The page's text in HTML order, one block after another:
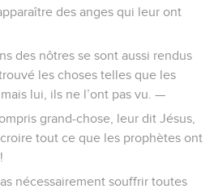
des anges qui leur ont
des nôtres se sont aussi rendus
les choses telles que les
lui, ils ne l’ont pas vu. —
grand-chose, leur dit Jésus,
tout ce que les prophètes ont
nécessairement souffrir toutes